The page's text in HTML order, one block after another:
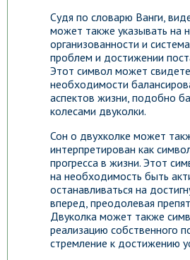
Судя по словарю Ванги,
может также указывать на
организованности и
проблем и достижении
Этот символ может
необходимости
аспектов жизни, подобно
колесами двуколки.
Сон о двухколке может
интерпретирован как
прогресса в жизни. Этот
на необходимость быть
останавливаться на
вперед, преодолевая
Двуколка может также
реализацию собственного
стремление к достижению